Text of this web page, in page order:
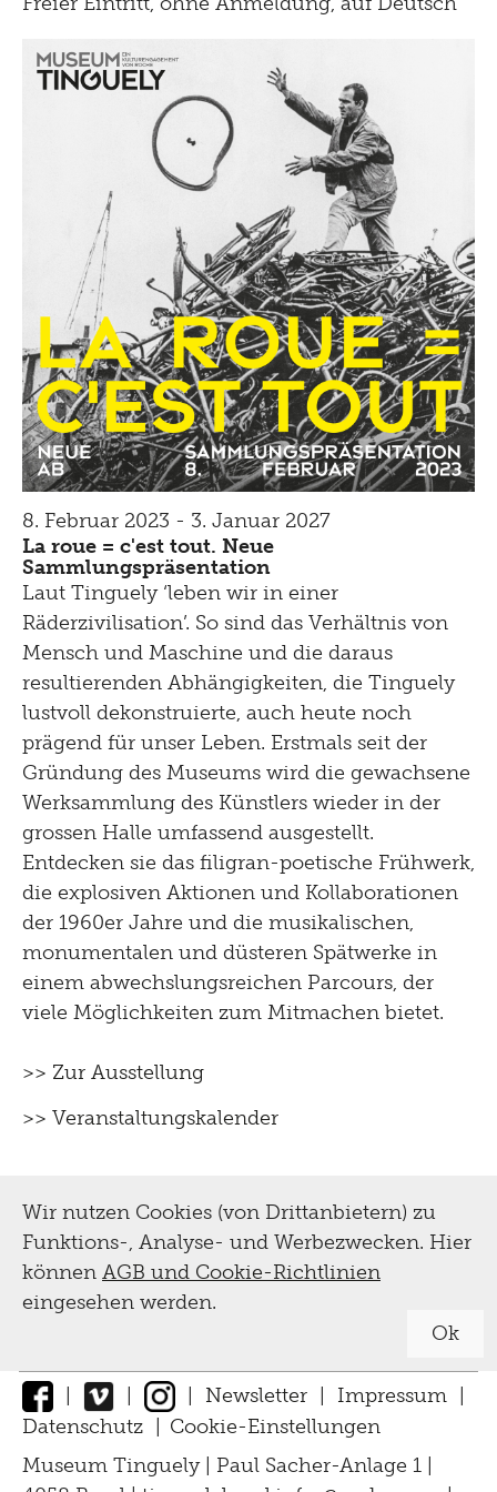
8. Februar 2023 - 3. Januar 2027
La roue = c'est tout. Neue
Sammlungspräsentation
Laut Tinguely ‘leben wir in einer
Räderzivilisation’. So sind das Verhältnis von
Mensch und Maschine und die daraus
resultierenden Abhängigkeiten, die Tinguely
lustvoll dekonstruierte, auch heute noch
prägend für unser Leben. Erstmals seit der
Gründung des Museums wird die gewachsene
Werksammlung des Künstlers wieder in der
grossen Halle umfassend ausgestellt.
Entdecken sie das filigran-poetische Frühwerk,
die explosiven Aktionen und Kollaborationen
der 1960er Jahre und die musikalischen,
monumentalen und düsteren Spätwerke in
einem abwechslungsreichen Parcours, der
viele Möglichkeiten zum Mitmachen bietet.
>> Zur Ausstellung
>> Veranstaltungskalender
Wir nutzen Cookies (von Drittanbietern) zu
Funktions-, Analyse- und Werbezwecken. Hier
können AGB und Cookie-Richtlinien
eingesehen werden.
Ok
| | | Newsletter | Impressum |
Datenschutz
Cookie-Einstellungen
Museum Tinguely | Paul Sacher-Anlage 1 |